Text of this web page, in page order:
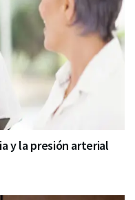
y la presión arterial